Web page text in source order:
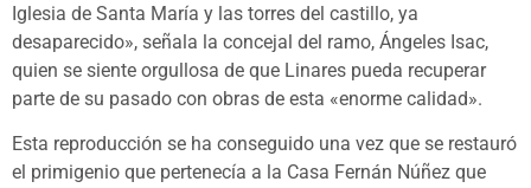
Iglesia de Santa María y las torres del castillo, ya
desaparecido», señala la concejal del ramo, Ángeles Isac,
quien se siente orgullosa de que Linares pueda recuperar
parte de su pasado con obras de esta «enorme calidad».
Esta reproducción se ha conseguido una vez que se restauró
el primigenio que pertenecía a la Casa Fernán Núñez que